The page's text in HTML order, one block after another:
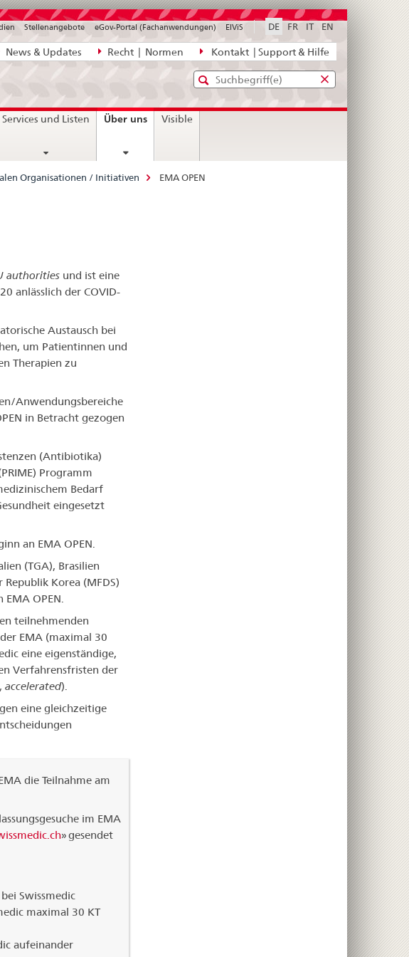
News & Updates Recht | Normen Kontakt | Support & Hilfe
DE FR IT EN
Stellenangebote eGov-Portal (Fachanwendungen) ElViS
Standard-
Suche
Eingabefenster
diefür
Services und Listen Über unscurrent
Visible
Organisationen / Initiativen EMA OPEN
authoritiesund ist eine
anlässlich der COVID-
Austausch bei
um Patientinnen und
Therapien zu
Anwendungsbereiche
in Betracht gezogen
(Antibiotika)
Programm
Bedarf
eingesetzt
an EMA OPEN.
(TGA), Brasilien
Republik Korea (MFDS)
OPEN.
teilnehmenden
EMA (maximal 30
eine eigenständige,
Verfahrensfristen der
accelerated).
eine gleichzeitige
die Teilnahme am
im EMA
» gesendet
Swissmedic
maximal 30 KT
aufeinander